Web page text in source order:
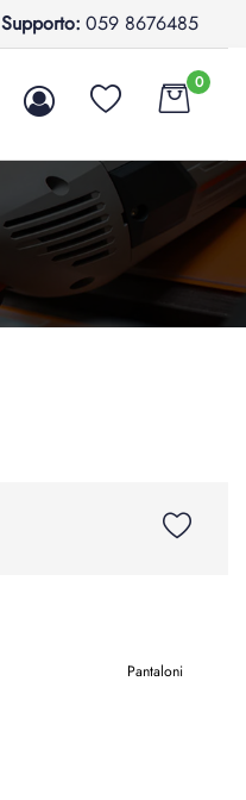
Supporto: 059 8676485
0
Pantaloni